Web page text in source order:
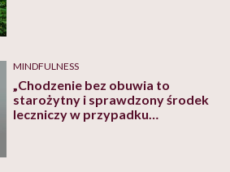
MINDFULNESS
„Chodzenie bez obuwia to
starożytny i sprawdzony środek
leczniczy w przypadku